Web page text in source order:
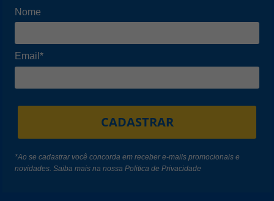
Nome
Email*
CADASTRAR
*Ao se cadastrar você concorda em receber e-mails promocionais e
novidades. Saiba mais na nossaPolitica de Privacidade